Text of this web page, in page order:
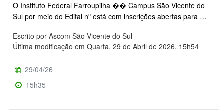
O Instituto Federal Farroupilha �� Campus São Vicente do
Sul por meio do Edital nº está com inscrições abertas para …
Escrito por Ascom São Vicente do Sul
Última modificação em Quarta, 29 de Abril de 2026, 15h54
29/04/26
15h35